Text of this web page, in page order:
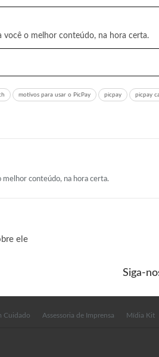
você o melhor conteúdo, na hora certa.
motivos para usar o PicPay picpay picpay
melhor conteúdo, na hora certa.
ele
Siga-
Cuidado Assessoria de Imprensa Mídia Kit